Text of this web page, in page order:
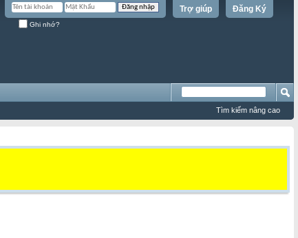
Đăng Ký
Trợ giúp
Ghi nhớ?
Tìm kiếm nâng cao